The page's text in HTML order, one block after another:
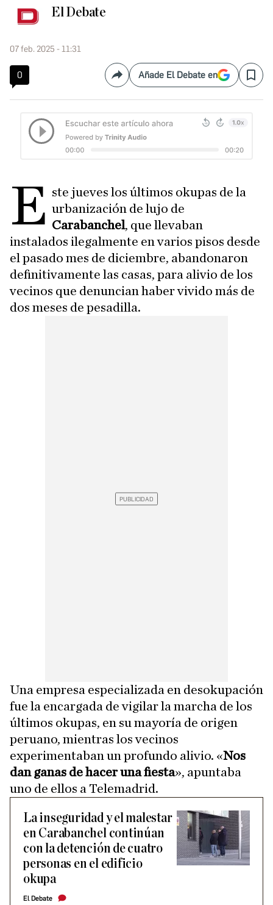
El Debate
07 feb. 2025 - 11:31
0 CompartirAñade El Debate en Save
E ste jueves los últimos okupas de la
urbanización de lujo de
Carabanchel, que llevaban
instalados ilegalmente en varios pisos desde
el pasado mes de diciembre, abandonaron
definitivamente las casas, para alivio de los
vecinos que denuncian haber vivido más de
dos meses de pesadilla.
Una empresa especializada en desokupación
fue la encargada de vigilar la marcha de los
últimos okupas, en su mayoría de origen
peruano, mientras los vecinos
experimentaban un profundo alivio. «Nos
dan ganas de hacer una fiesta», apuntaba
uno de ellos a Telemadrid.
La inseguridad y el malestar
en Carabanchel continúan
con la detención de cuatro
personas en el edificio
okupa
El Debate